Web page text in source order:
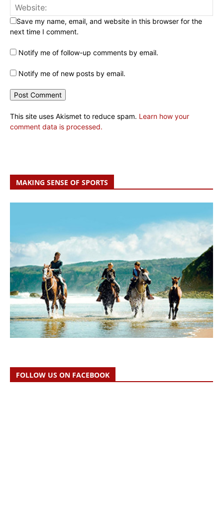
Save my name, email, and website in this browser for the
next time I comment.
Notify me of follow-up comments by email.
Notify me of new posts by email.
This site uses Akismet to reduce spam. Learn how your
comment data is processed.
MAKING SENSE OF SPORTS
FOLLOW US ON FACEBOOK